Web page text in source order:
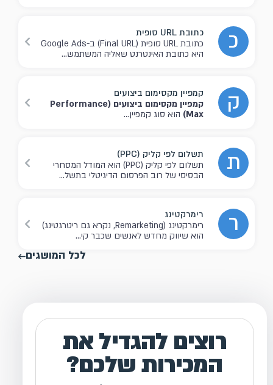
כ
כתובת URL סופית
כתובת URL סופית (Final URL) ב-Google Ads
היא כתובת האינטרנט שאליה המשתמש...
ק
קמפיין מקסימום ביצועים
קמפיין מקסימום ביצועים (Performance
Max) הוא סוג קמפיין...
ת
תשלום לפי קליק (PPC)
תשלום לפי קליק (PPC) הוא המודל המסחרי
הבסיסי של רוב הפרסום הדיגיטלי בתשל...
ר
רימרקטינג
רימרקטינג (Remarketing, נקרא גם ריטרגטינג)
הוא שיווק מחדש לאנשים שכבר קי...
לכל המושגים
רוצים להגדיל את
המכירות שלכם?